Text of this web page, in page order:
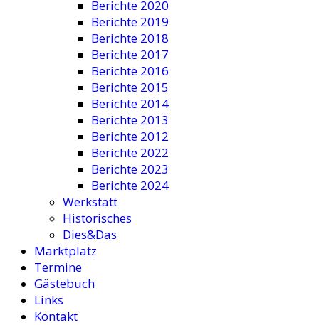
Berichte 2020
Berichte 2019
Berichte 2018
Berichte 2017
Berichte 2016
Berichte 2015
Berichte 2014
Berichte 2013
Berichte 2012
Berichte 2022
Berichte 2023
Berichte 2024
Werkstatt
Historisches
Dies&Das
Marktplatz
Termine
Gästebuch
Links
Kontakt